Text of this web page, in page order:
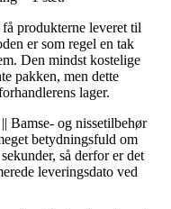
produkterne leveret til
er som regel en tak
Den mindst kostelige
pakken, men dette
lager.
Bamse- og nissetilbehør
betydningsfuld om
så derfor er det
leveringsdato ved